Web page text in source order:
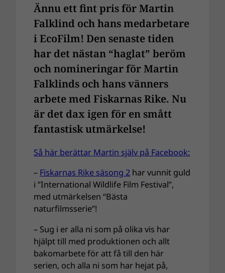
Ännu ett fint pris för Martin
Falklind och hans medarbetare
i EcoFilm! Den senaste tiden
har det nästan “haglat” beröm
och nomineringar för Martin
Falklinds och hans vänners
arbete med Fiskarnas Rike. Nu
är det dax igen för en smått
fantastisk utmärkelse!
Så här berättar Martin själv på Facebook:
– Fiskarnas Rike säsong 2 har vunnit guld
i ”International Wildlife Film Festival”,
med utmärkelsen “Bästa
naturfilmsserie”!
– Sug i er alla ni som på olika vis har
hjälpt till med produktionen och allt
bakomarbete för att få till den här
serien, och alla ni som har hejat på,